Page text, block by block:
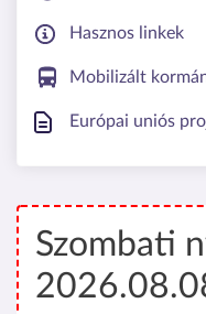
Hasznos linkek
Mobilizált
Európai uniós
Szombati